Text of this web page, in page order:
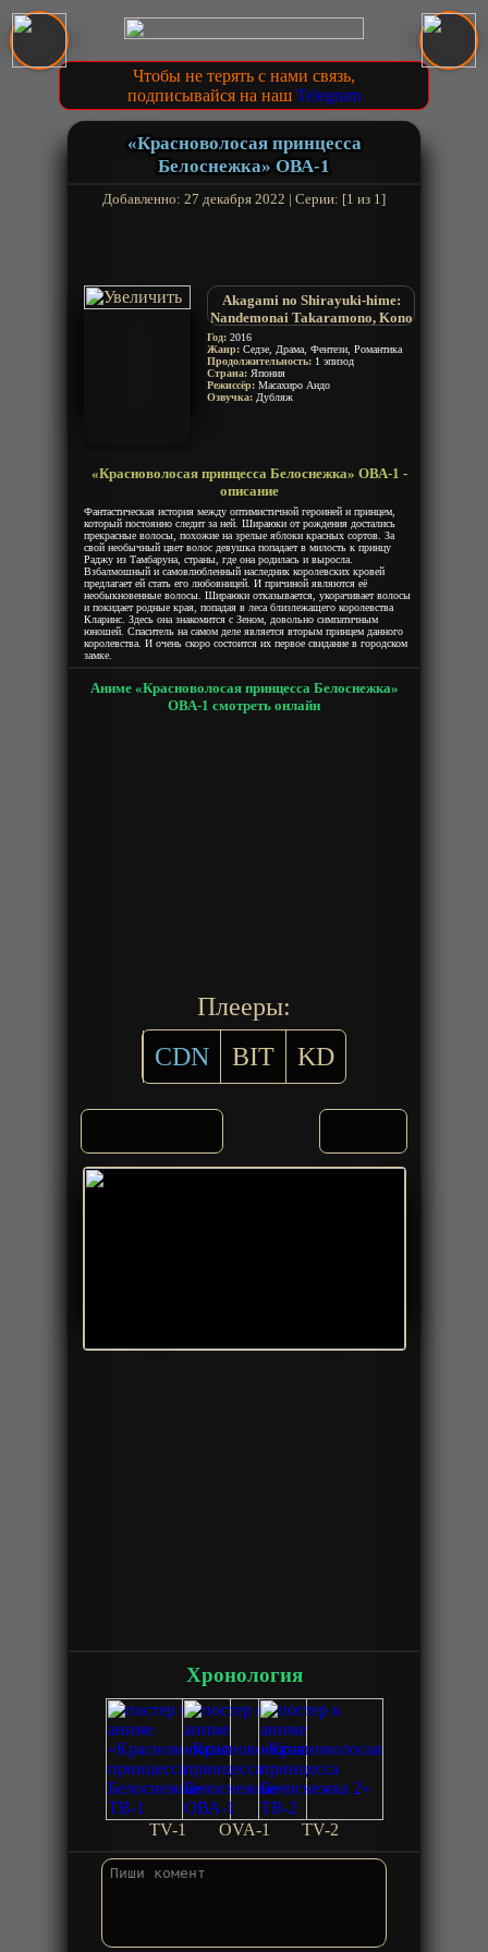
Чтобы не терять с нами связь,
подписывайся на наш Telegram
«Красноволосая принцесса
Белоснежка» ОВА-1
Добавленно: 27 декабря 2022 | Серии: [1 из 1]
Akagami no Shirayuki-hime:
Nandemonai Takaramono, Kono
Красноволосая Белоснежка
OVA
Год: 2016
Жанр: Седзе, Драма, Фентези, Романтика
Продолжительность: 1 эпизод
Страна: Япония
Режиссёр: Масахиро Андо
Озвучка: Дубляж
«Красноволосая принцесса Белоснежка» ОВА-1 -
описание
Фантастическая история между оптимистичной героиней и принцем,
который постоянно следит за ней. Шираюки от рождения достались
прекрасные волосы, похожие на зрелые яблоки красных сортов. За
свой необычный цвет волос девушка попадает в милость к принцу
Раджу из Тамбаруна, страны, где она родилась и выросла.
Взбалмошный и самовлюбленный наследник королевских кровей
предлагает ей стать его любовницей. И причиной являются её
необыкновенные волосы. Шираюки отказывается, укорачивает волосы
и покидает родные края, попадая в леса близлежащего королевства
Кларинс. Здесь она знакомится с Зеном, довольно симпатичным
юношей. Спаситель на самом деле является вторым принцем данного
королевства. И очень скоро состоится их первое свидание в городском
замке.
Аниме «Красноволосая принцесса Белоснежка»
ОВА-1 смотреть онлайн
Плееры:
CDN
BIT KD
Хронология
TV-1 OVA-1 TV-2